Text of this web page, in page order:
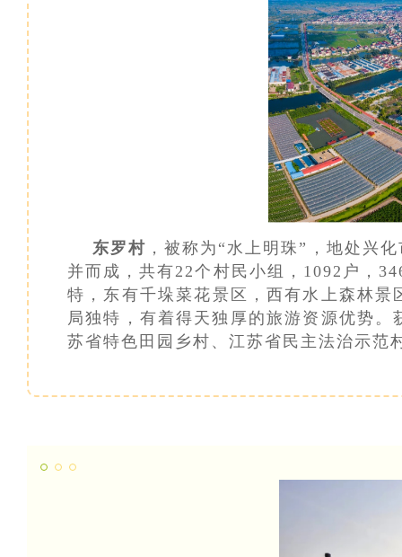
东罗村 ，被称为“水上明珠”，地处兴
并而成，共有22个村民小组，1092户，
特，东有千垛菜花景区，西有水上森林
局独特，有着得天独厚的旅游资源优势
苏省特色田园乡村、江苏省民主法治示范